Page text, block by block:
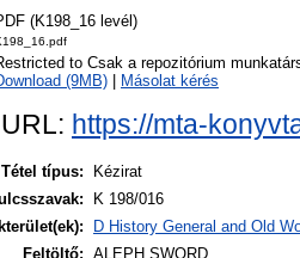
(K198_16 levél)
to Csak a repozitórium
(9MB)
Másolat kérés
https://mta-
Tétel típus:
Kézirat
K 198/016
D History General and Old
Feltöltő: ALEPH SWORD